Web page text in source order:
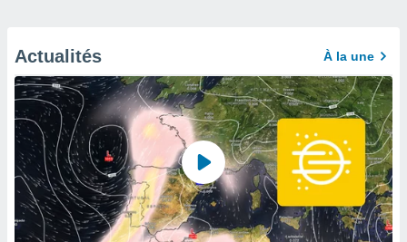
Actualités À la une